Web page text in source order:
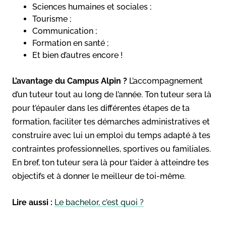
Sciences humaines et sociales ;
Tourisme ;
Communication ;
Formation en santé ;
Et bien d’autres encore !
L’avantage du Campus Alpin ? L’accompagnement
d’un tuteur tout au long de l’année. Ton tuteur sera là
pour t’épauler dans les différentes étapes de ta
formation, faciliter tes démarches administratives et
construire avec lui un emploi du temps adapté à tes
contraintes professionnelles, sportives ou familiales.
En bref, ton tuteur sera là pour t’aider à atteindre tes
objectifs et à donner le meilleur de toi-même.
Lire aussi : Le bachelor, c’est quoi ?